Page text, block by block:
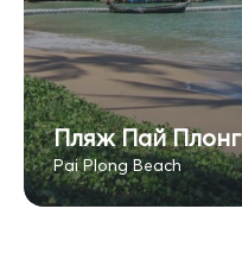
Пляж Пай Плонг
Pai Plong Beach